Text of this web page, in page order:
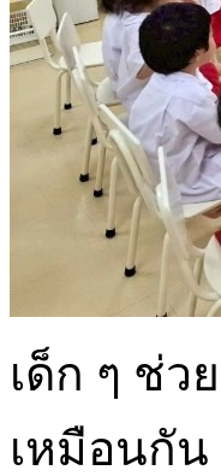
เด็ก ๆ ช่
เหมือนกัน